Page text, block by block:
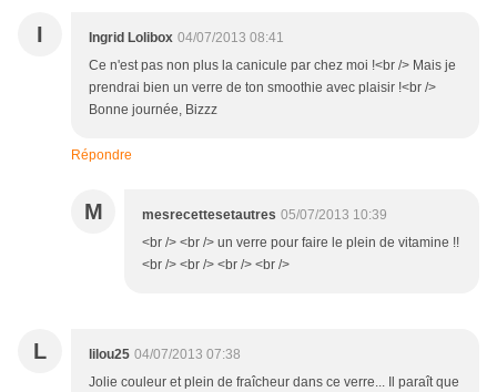
I Ingrid Lolibox 04/07/2013 08:41
Ce n'est pas non plus la canicule par chez moi !<br /> Mais je
prendrai bien un verre de ton smoothie avec plaisir !<br />
Bonne journée, Bizzz
Répondre
M mesrecettesetautres 05/07/2013 10:39
<br /> <br /> un verre pour faire le plein de vitamine !!
<br /> <br /> <br /> <br />
L lilou25 04/07/2013 07:38
Jolie couleur et plein de fraîcheur dans ce verre... Il paraît que